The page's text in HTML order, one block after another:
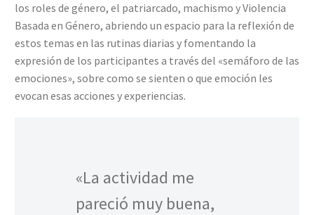
los roles de género, el patriarcado, machismo y Violencia
Basada en Género, abriendo un espacio para la reflexión de
estos temas en las rutinas diarias y fomentando la
expresión de los participantes a través del «semáforo de las
emociones», sobre como se sienten o que emoción les
evocan esas acciones y experiencias.
«La actividad me
pareció muy buena,